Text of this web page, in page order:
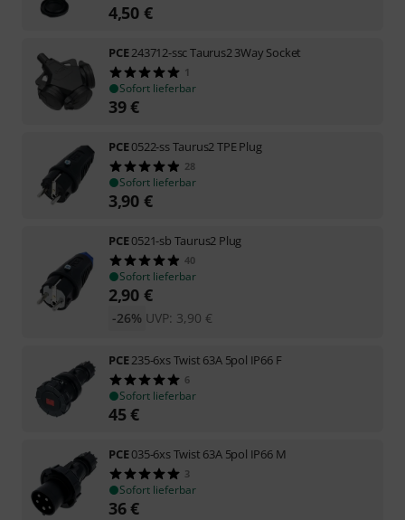
4,50 €
PCE243712-ssc Taurus2 3Way Socket
1
Sofort lieferbar
39€
PCE0522-ss Taurus2 TPE Plug
28
Sofort lieferbar
3,90 €
PCE0521-sb Taurus2 Plug
40
Sofort lieferbar
2,90 €
UVP: 3,90 €
-26%
PCE235-6xs Twist 63A 5pol IP66 F
6
Sofort lieferbar
45€
PCE035-6xs Twist 63A 5pol IP66 M
3
Sofort lieferbar
36€